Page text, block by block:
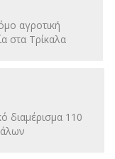
αγροτική
στα Τρίκαλα
διαμέρισμα 110